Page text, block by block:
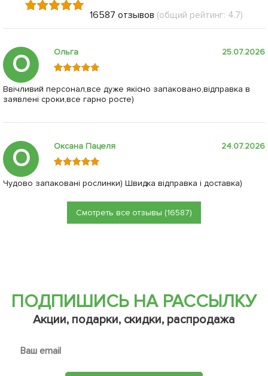
16587 отзывов (общий рейтинг: 4.7)
О Ольга 25.07.2026
Ввічливий персонал,все дуже якісно запаковано,відправка в
заявлені сроки,все гарно росте)
О Оксана Пацеля 24.07.2026
Чудово запаковані рослинки) Швидка відправка і доставка)
Смотреть все отзывы (16587)
ПОДПИШИСЬ НА РАССЫЛКУ
Акции, подарки, скидки, распродажа